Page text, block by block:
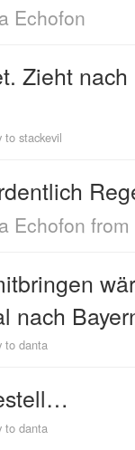
Echofon
Zieht
to stackevil
Echofon from
nach
to danta
to danta